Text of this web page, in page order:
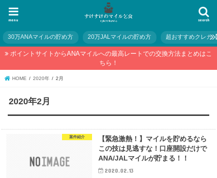
search
menu
30万ANAマイルの貯め方 20万JALマイルの貯め方 超おすすめクレカ
ポイントサイトからANAマイルへの最高レートでの交換方法まとめはこ
ちら！
HOME 2020年 2月
2020年2月
案件紹介
【緊急激熱！】マイルを貯めるなら
この技は見逃すな！口座開設だけで
ANA/JALマイルが貯まる！！
2020.02.13